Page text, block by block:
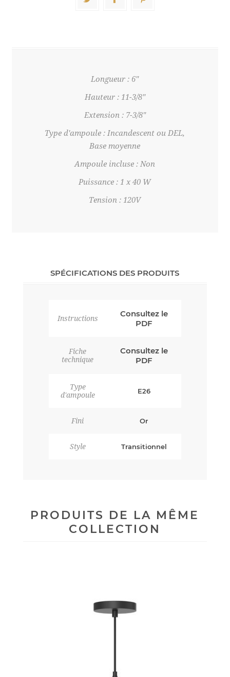
Longueur : 6"
Hauteur : 11-3/8"
Extension : 7-3/8"
Type d'ampoule : Incandescent ou DEL,
Base moyenne
Ampoule incluse : Non
Puissance : 1 x 40 W
Tension : 120V
SPÉCIFICATIONS DES PRODUITS
Instructions
Consultez le
PDF
Fiche
technique
Consultez le
PDF
Type
d'ampoule
E26
Fini Or
Style Transitionnel
PRODUITS DE LA MÊME
COLLECTION